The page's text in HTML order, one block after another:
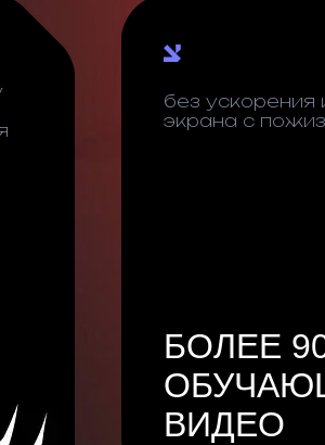
без ускорения
экрана с
БОЛЕЕ
ВИДЕО